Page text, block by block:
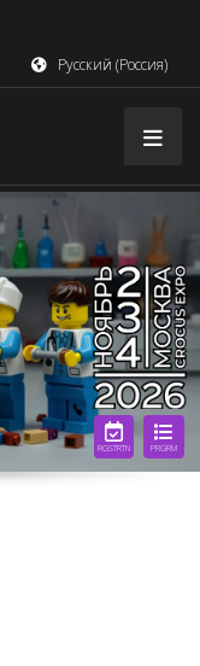
Русский (Россия)
PRGRM
RGSTRTN